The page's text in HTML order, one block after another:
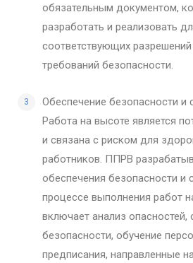
обязательным документом,
разработать и реализовать
соответствующих
требований безопасности.
Обеспечение безопасности и
Работа на высоте является
и связана с риском для
работников. ППРВ
обеспечения безопасности и
процессе выполнения работ
включает анализ опасностей,
безопасности, обучение
предписания, направленные